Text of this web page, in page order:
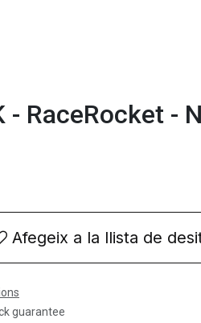
- RaceRocket -
Afegeix a la llista de
guarantee